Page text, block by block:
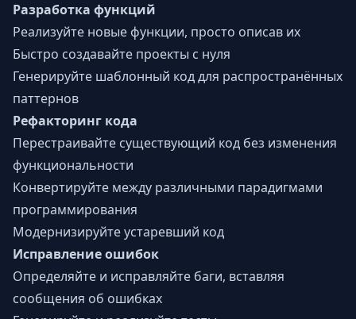
Разработка функций
Реализуйте новые функции, просто описав их
Быстро создавайте проекты с нуля
Генерируйте шаблонный код для распространённых
паттернов
Рефакторинг кода
Перестраивайте существующий код без изменения
функциональности
Конвертируйте между различными парадигмами
программирования
Модернизируйте устаревший код
Исправление ошибок
Определяйте и исправляйте баги, вставляя
сообщения об ошибках